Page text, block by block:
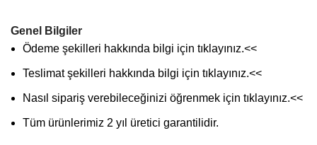
Genel Bilgiler
Ödeme şekilleri hakkında bilgi için tıklayınız.<<
Teslimat şekilleri hakkında bilgi için tıklayınız.<<
Nasıl sipariş verebileceğinizi öğrenmek için tıklayınız.<<
Tüm ürünlerimiz 2 yıl üretici garantilidir.